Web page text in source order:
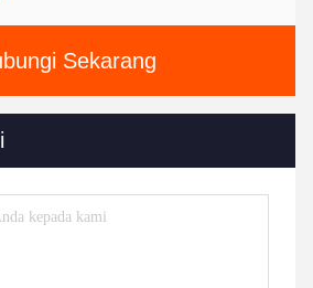
Sekarang